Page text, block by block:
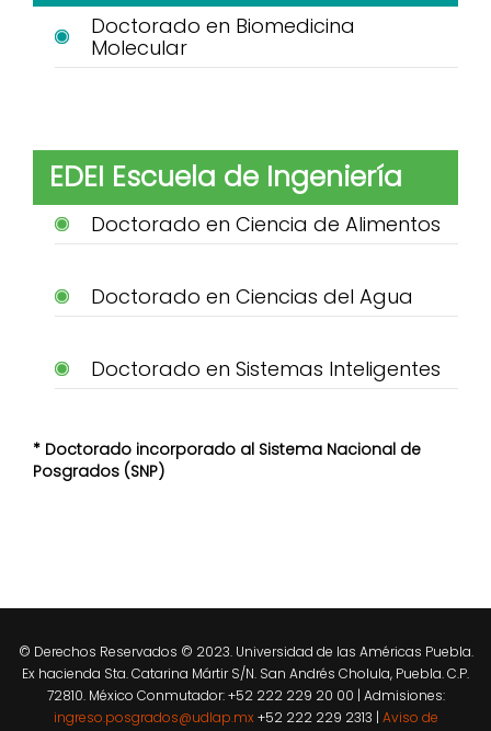
Doctorado en Biomedicina
Molecular
EDEI Escuela de Ingeniería
Doctorado en Ciencia de Alimentos
Doctorado en Ciencias del Agua
Doctorado en Sistemas Inteligentes
* Doctorado incorporado al Sistema Nacional de
Posgrados (SNP)
© Derechos Reservados © 2023. Universidad de las Américas Puebla.
Ex hacienda Sta. Catarina Mártir S/N. San Andrés Cholula, Puebla. C.P.
72810. México Conmutador: +52 222 229 20 00 | Admisiones:
ingreso.posgrados@udlap.mx +52 222 229 2313 | Aviso de